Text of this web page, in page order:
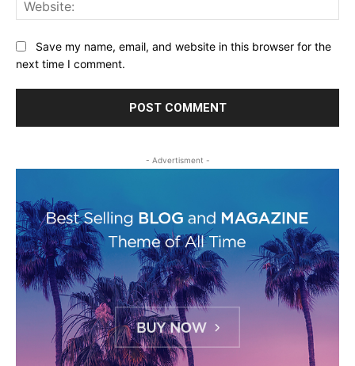
Save my name, email, and website in this browser for the
next time I comment.
- Advertisment -